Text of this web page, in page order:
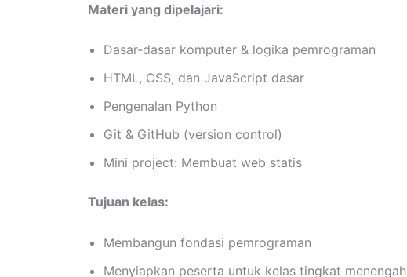
Materi yang dipelajari:
Dasar-dasar komputer & logika pemrograman
HTML, CSS, dan JavaScript dasar
Pengenalan Python
Git & GitHub (version control)
Mini project: Membuat web statis
Tujuan kelas:
Membangun fondasi pemrograman
Menyiapkan peserta untuk kelas tingkat menengah